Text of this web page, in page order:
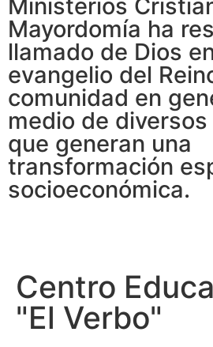
Ministerios
Mayordomía ha
llamado de Dios
evangelio del
comunidad en
medio de
que generan una
transformación
socioeconómica.
Centro
"El Verbo"